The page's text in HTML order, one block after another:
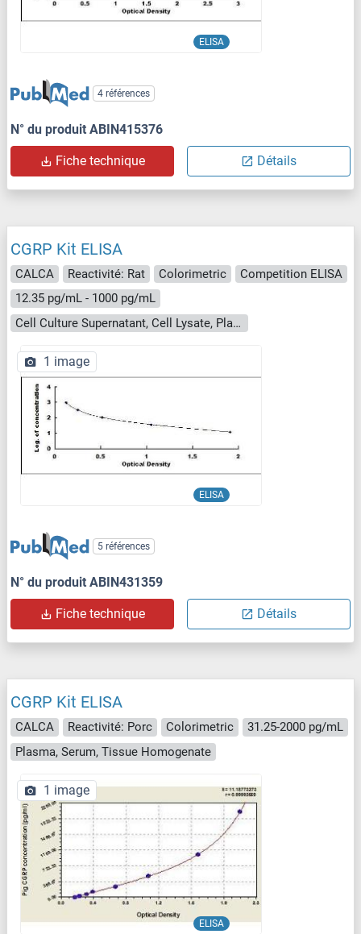
ELISA
4 références
N° du produit ABIN415376
Fiche technique Détails
CGRP Kit ELISA
CALCA Reactivité: Rat Colorimetric
Competition ELISA
12.35 pg/mL - 1000 pg/mL
Cell Culture Supernatant, Cell Lysate, Plasma, Serum, Tissue Homogenate
ELISA
1 image
5 références
N° du produit ABIN431359
Fiche technique Détails
CGRP Kit ELISA
CALCA Reactivité: Porc Colorimetric
31.25-2000 pg/mL
Plasma, Serum, Tissue Homogenate
ELISA
1 image